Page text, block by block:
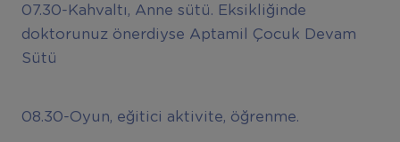
07.30-Kahvaltı, Anne sütü. Eksikliğinde
doktorunuz önerdiyse Aptamil Çocuk Devam
Sütü
08.30-Oyun, eğitici aktivite, öğrenme.